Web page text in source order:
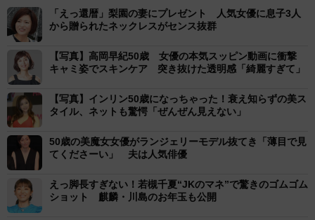
「えっ還暦」梨園の妻にプレゼント 人気女優に息子3人
から贈られたネックレスがセンス抜群
【写真】高岡早紀50歳 女優の本気スッピン動画に衝撃
キャミ姿でスキンケア 突き抜けた透明感「綺麗すぎて」
【写真】インリン50歳になっちゃった！衰え知らずの美ス
タイル、ネットも驚愕「ぜんぜん見えない」
50歳の美魔女女優がランジェリーモデル抜てき「薄目で見
てくださーい」 夫は人気俳優
えっ脚長すぎない！若槻千夏“JKのマネ”で驚きのゴムゴム
ショット 麒麟・川島のお年玉も公開